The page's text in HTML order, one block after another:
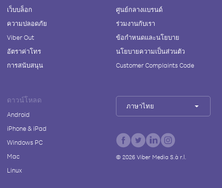
เว็บบล็อก
ความปลอดภัย
Viber Out
อัตราค่าโทร
การสนับสนุน
ศูนย์กลางแบรนด์
ร่วมงานกับเรา
ข้อกำหนดและนโยบาย
นโยบายความเป็นส่วนตัว
Customer Complaints Code
ดาวน์โหลด
Android
iPhone & iPad
Windows PC
Mac
Linux
ภาษาไทย
© 2026Viber Media S.à r.l.